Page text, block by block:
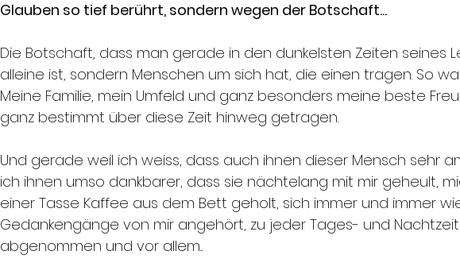
Glauben so tief berührt, sondern wegen der Botschaft...
Die Botschaft, dass man gerade in den dunkelsten Zeiten seines
alleine ist, sondern Menschen um sich hat, die einen tragen. So
Meine Familie, mein Umfeld und ganz besonders meine beste
ganz bestimmt über diese Zeit hinweg getragen.
Und gerade weil ich weiss, dass auch ihnen dieser Mensch sehr
ich ihnen umso dankbarer, dass sie nächtelang mit mir geheult,
einer Tasse Kaffee aus dem Bett geholt, sich immer und immer
Gedankengänge von mir angehört, zu jeder Tages- und
abgenommen und vor allem...